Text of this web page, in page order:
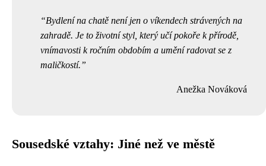
Bydlení na chatě není jen o víkendech strávených na
zahradě. Je to životní styl, který učí pokoře k přírodě,
vnímavosti k ročním obdobím a umění radovat se z
maličkostí.
Anežka Nováková
Sousedské vztahy: Jiné než ve městě